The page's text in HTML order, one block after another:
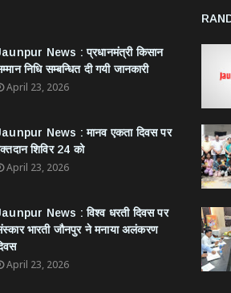
News : ​प्रधानमंत्री किसान
निधि सम्बन्धित दी गयी जानकारी
April 23, 2026
News : ​मानव एकता दिवस पर
शिविर 24 को
April 23, 2026
News : विश्व धरती दिवस पर
भारती जौनपुर ने मनाया अलंकरण
April 23, 2026